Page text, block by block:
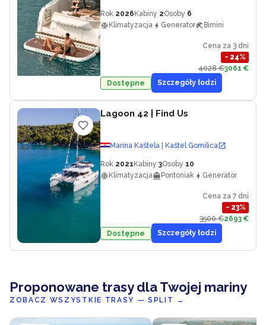
Rok 2026 Kabiny 2Osoby 6
Klimatyzacja
Generator Bimini
Cena za 3 dni
− 24%
4028 €3061 €
Dostępne
Szczegóły łodzi
Lagoon 42 | Find Us
Marina Kaštela | Kaštel Gomilica
Rok 2021 Kabiny 3Osoby 10
Klimatyzacja
Pontoniak Generator
Cena za 7 dni
− 23%
3500 €2693 €
Dostępne
Szczegóły łodzi
Proponowane trasy dla Twojej mariny
ZOBACZ WSZYSTKIE TRASY — SPLIT →